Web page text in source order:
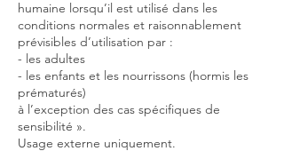
humaine lorsqu’il est utilisé dans les
conditions normales et raisonnablement
prévisibles d’utilisation par :
- les adultes
- les enfants et les nourrissons (hormis les
prématurés)
à l’exception des cas spécifiques de
sensibilité ».
Usage externe uniquement.